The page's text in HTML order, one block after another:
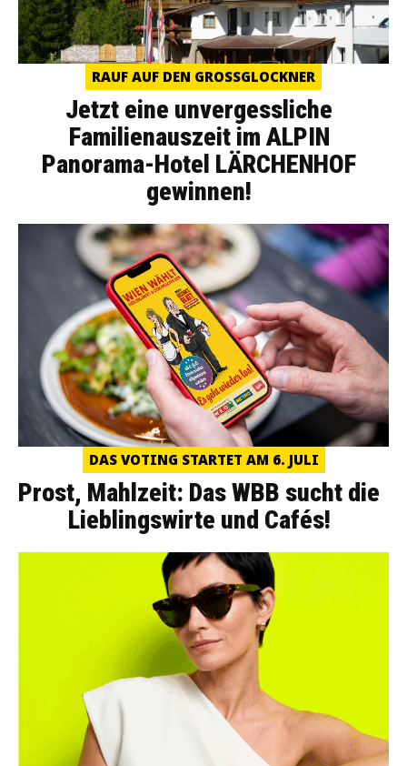
RAUF AUF DEN GROSSGLOCKNER
Jetzt eine unvergessliche
Familienauszeit im ALPIN
Panorama-Hotel LÄRCHENHOF
gewinnen!
DAS VOTING STARTET AM 6. JULI
Prost, Mahlzeit: Das WBB sucht die
Lieblingswirte und Cafés!